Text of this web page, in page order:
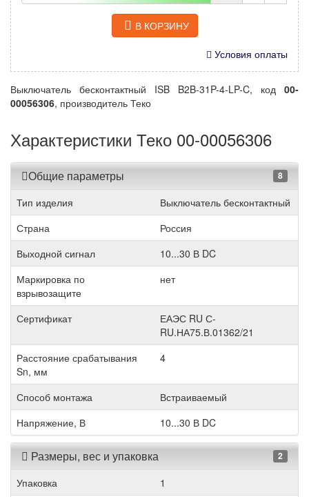
В КОРЗИНУ
Условия оплаты
Выключатель бесконтактный ISB B2B-31P-4-LP-C, код 00-
00056306, производитель Теко
Характеристики Теко 00-00056306
Общие параметры 8
Тип изделия
Выключатель бесконтактный
Страна
Россия
Выходной сигнал
10...30 В DC
Маркировка по
взрывозащите
нет
Сертификат
ЕАЭС RU С-
RU.НА75.В.01362/21
Расстояние срабатывания
Sn, мм
4
Способ монтажа
Встраиваемый
Напряжение, В
10...30 В DC
Размеры, вес и упаковка 2
Упаковка
1